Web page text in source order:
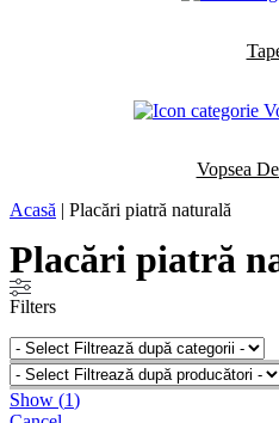
Vopsea
Acasă | Placări piatră naturală
Placări piatră
Filters
Show (1)